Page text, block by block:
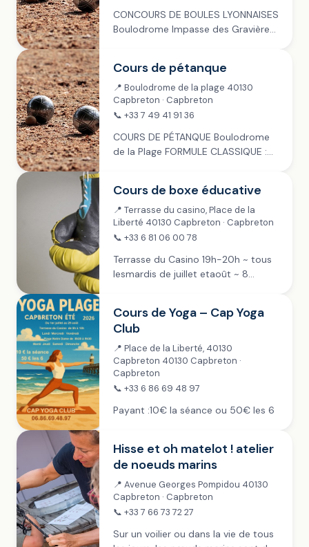
CONCOURS DE BOULES LYONNAISES
Boulodrome Impasse des Gravières
: 4 € Sur réservation,
renseignements :...
Cours de pétanque
📍 Boulodrome de la plage 40130
Capbreton · Capbreton
📞 +33 7 49 41 91 36
COURS DE PÉTANQUE Boulodrome
de la Plage FORMULE CLASSIQUE :
à 15h Payant : 4 €...
Cours de boxe éducative
📍 Terrasse du casino, Place de la
Liberté 40130 Capbreton · Capbreton
📞 +33 6 81 06 00 78
Terrasse du Casino 19h-20h ~ tous
lesmardis de juillet etaoût ~ 8
réservation, renseignements :
06.81.06.00.78
info@apoingsnommes.fr
Cours de Yoga – Cap Yoga
Club
📍 Place de la Liberté, 40130
Capbreton 40130 Capbreton ·
Capbreton
📞 +33 6 86 69 48 97
Payant :10€ la séance ou 50€ les 6
Hisse et oh matelot ! atelier
de noeuds marins
📍 Avenue Georges Pompidou 40130
Capbreton · Capbreton
📞 +33 7 66 73 72 27
Sur un voilier ou dans la vie de tous